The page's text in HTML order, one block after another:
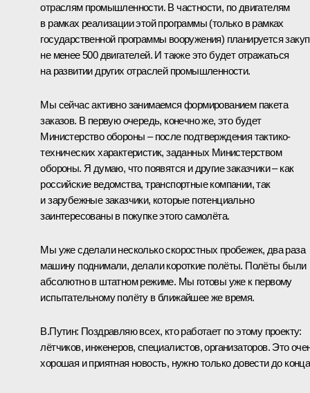
отраслям промышленности. В частности, по двигателям
в рамках реализации этой программы (только в рамках
государственной программы вооружения) планируется
не менее 500 двигателей. И также это будет отражаться
на развитии других отраслей промышленности.
Мы сейчас активно занимаемся формированием пакета
заказов. В первую очередь, конечно же, это будет
Министерство обороны – после подтверждения тактико-
технических характеристик, заданных Министерством
обороны. Я думаю, что появятся и другие заказчики – как
российские ведомства, транспортные компании, так
и зарубежные заказчики, которые потенциально
заинтересованы в покупке этого самолёта.
Мы уже сделали несколько скоростных пробежек, два раза
машину поднимали, делали короткие полёты. Полёты были
абсолютно в штатном режиме. Мы готовы уже к первому
испытательному полёту в ближайшее же время.
В.Путин: Поздравляю всех, кто работает по этому проекту:
лётчиков, инженеров, специалистов, организаторов. Это
хорошая и приятная новость, нужно только довести до